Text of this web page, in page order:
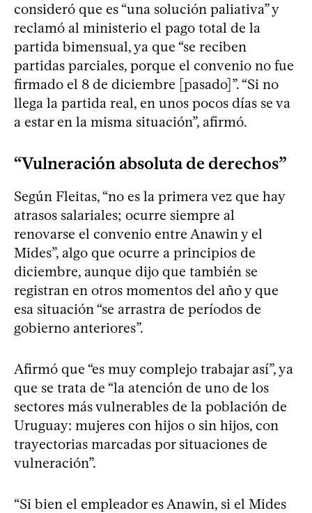
consideró que es “una solución paliativa” y
reclamó al ministerio el pago total de la
partida bimensual, ya que “se reciben
partidas parciales, porque el convenio no fue
firmado el 8 de diciembre [pasado]”. “Si no
llega la partida real, en unos pocos días se va
a estar en la misma situación”, afirmó.
“Vulneración absoluta de derechos”
Según Fleitas, “no es la primera vez que hay
atrasos salariales; ocurre siempre al
renovarse el convenio entre Anawin y el
Mides”, algo que ocurre a principios de
diciembre, aunque dijo que también se
registran en otros momentos del año y que
esa situación “se arrastra de períodos de
gobierno anteriores”.
Afirmó que “es muy complejo trabajar así”, ya
que se trata de “la atención de uno de los
sectores más vulnerables de la población de
Uruguay: mujeres con hijos o sin hijos, con
trayectorias marcadas por situaciones de
vulneración”.
“Si bien el empleador es Anawin, si el Mides